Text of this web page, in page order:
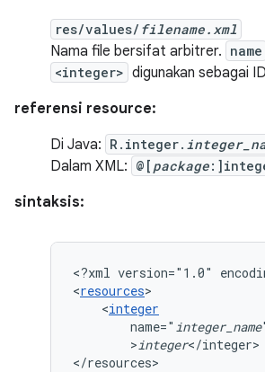
res/values/ filename.xml
Nama file bersifat arbitrer. name
<integer> digunakan sebagai
referensi resource:
Di Java: R.integer.
Dalam XML: @[ package
sintaksis:
<?xml version="1.0"
<resources
<integer
name=" integer_name
>integer</integer>
</resources>